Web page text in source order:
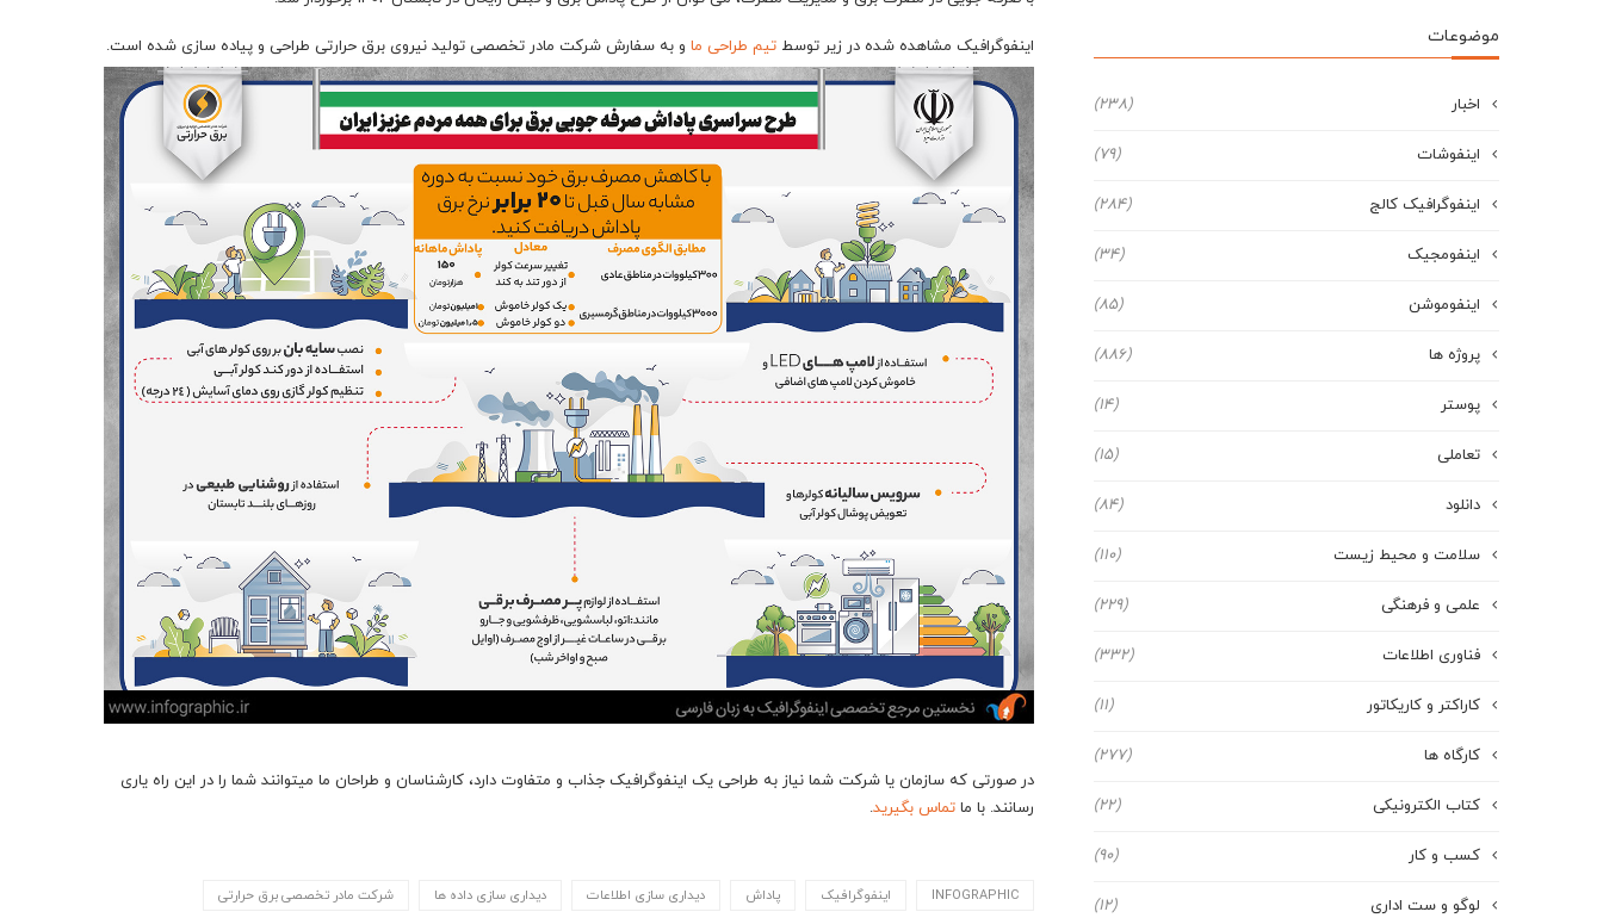
اینفوگرافیک مشاهده شده در زیر توسطتیم طراحی ما و به سفارش شرکت مادر تخصصی تولید نیروی برق حرارتی طراحی و پیاده سازی شده است.
در صورتی که سازمان یا شرکت شما نیاز به طراحی یک اینفوگرافیک جذاب و متفاوت دارد، کارشناسان و طراحان ما می‎توانند شما را در این راه یاری
رسانند. با ماتماس بگیرید.
INFOGRAPHIC اینفوگرافیک پاداش دیداری سازی اطلاعات دیداری سازی داده ها شرکت مادر تخصصی برق حرارتی
موضوعات
اخبار (238)
اینفوشات (79)
اینفوگرافیک کالج (284)
اینفومجیک (34)
اینفوموشن (85)
پروژه ها (886)
پوستر (14)
تعاملی (15)
دانلود (84)
سلامت و محیط زیست (110)
علمی و فرهنگی (229)
فناوری اطلاعات (332)
کاراکتر و کاریکاتور (11)
کارگاه ها (277)
کتاب الکترونیکی (22)
کسب و کار (90)
لوگو و ست اداری (12)